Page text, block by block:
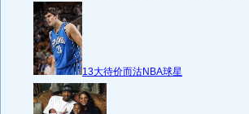
13大待价而沽NBA球星